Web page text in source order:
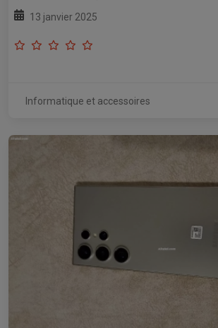
13 janvier 2025
Informatique et accessoires